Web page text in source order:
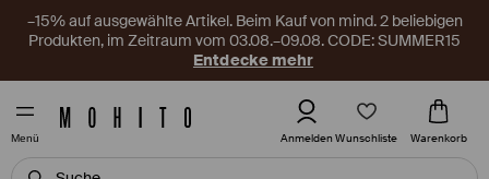
–15% auf ausgewählte Artikel. Beim Kauf von mind. 2 beliebigen
Produkten, im Zeitraum vom 03.08.–09.08. CODE: SUMMER15
Entdecke mehr
Menü Anmelden Wunschliste Warenkorb